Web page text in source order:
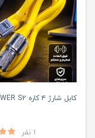
کابل شارژ ۴ کاره HIGH POWER S2
1 نفر